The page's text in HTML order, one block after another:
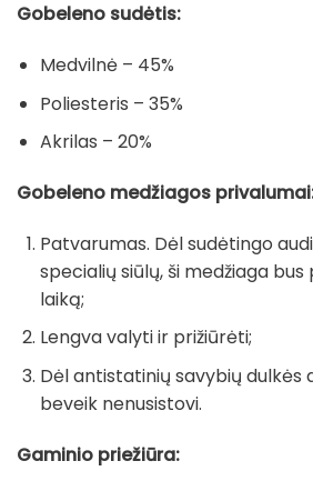
Gobeleno sudėtis:
Medvilnė – 45%
Poliesteris – 35%
Akrilas – 20%
Gobeleno medžiagos
Patvarumas. Dėl sudėtingo
specialių siūlų, ši medžiaga
laiką;
Lengva valyti ir prižiūrėti;
Dėl antistatinių savybių dulkės
beveik nenusistovi.
Gaminio priežiūra: